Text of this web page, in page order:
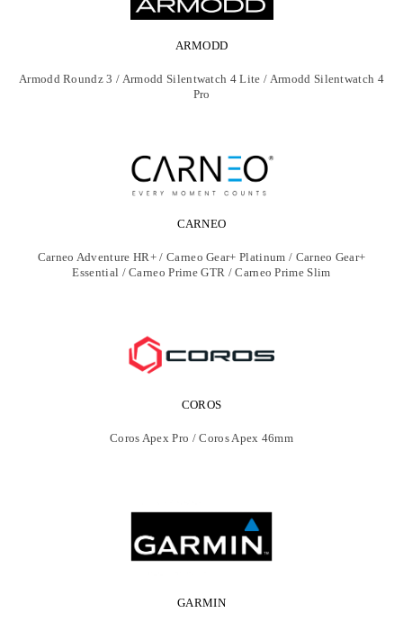
ARMODD
Armodd Roundz 3 / Armodd Silentwatch 4 Lite / Armodd Silentwatch 4
Pro
CARNEO
Carneo Adventure HR+ / Carneo Gear+ Platinum / Carneo Gear+
Essential / Carneo Prime GTR / Carneo Prime Slim
COROS
Coros Apex Pro / Coros Apex 46mm
GARMIN